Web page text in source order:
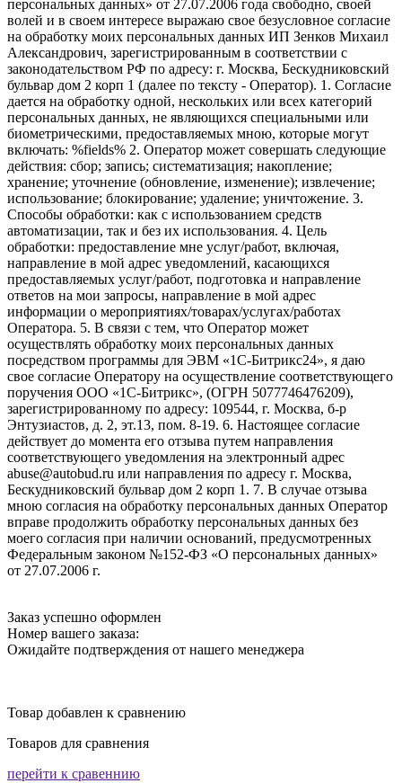
персональных данных» от 27.07.2006 года свободно, своей
волей и в своем интересе выражаю свое безусловное согласие
на обработку моих персональных данных ИП Зенков Михаил
Александрович, зарегистрированным в соответствии с
законодательством РФ по адресу: г. Москва, Бескудниковский
бульвар дом 2 корп 1 (далее по тексту - Оператор). 1. Согласие
дается на обработку одной, нескольких или всех категорий
персональных данных, не являющихся специальными или
биометрическими, предоставляемых мною, которые могут
включать: %fields% 2. Оператор может совершать следующие
действия: сбор; запись; систематизация; накопление;
хранение; уточнение (обновление, изменение); извлечение;
использование; блокирование; удаление; уничтожение. 3.
Способы обработки: как с использованием средств
автоматизации, так и без их использования. 4. Цель
обработки: предоставление мне услуг/работ, включая,
направление в мой адрес уведомлений, касающихся
предоставляемых услуг/работ, подготовка и направление
ответов на мои запросы, направление в мой адрес
информации о мероприятиях/товарах/услугах/работах
Оператора. 5. В связи с тем, что Оператор может
осуществлять обработку моих персональных данных
посредством программы для ЭВМ «1С-Битрикс24», я даю
свое согласие Оператору на осуществление соответствующего
поручения ООО «1С-Битрикс», (ОГРН 5077746476209),
зарегистрированному по адресу: 109544, г. Москва, б-р
Энтузиастов, д. 2, эт.13, пом. 8-19. 6. Настоящее согласие
действует до момента его отзыва путем направления
соответствующего уведомления на электронный адрес
abuse@autobud.ru или направления по адресу г. Москва,
Бескудниковский бульвар дом 2 корп 1. 7. В случае отзыва
мною согласия на обработку персональных данных Оператор
вправе продолжить обработку персональных данных без
моего согласия при наличии оснований, предусмотренных
Федеральным законом №152-ФЗ «О персональных данных»
от 27.07.2006 г.
Заказ успешно оформлен
Номер вашего заказа:
Ожидайте подтверждения от нашего менеджера
Товар добавлен к сравнению
Товаров для сравнения
перейти к сравеннию